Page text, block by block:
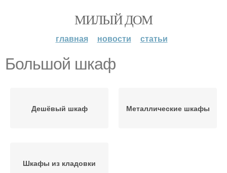
МИЛЫЙ ДОМ
главная новости статьи
Большой шкаф
Дешёвый шкаф Металлические шкафы
Шкафы из кладовки